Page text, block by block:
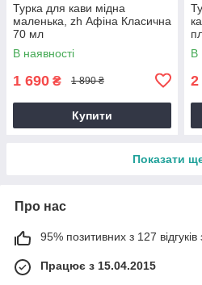
Турка для кави мідна
маленька, zh Афіна Класична
70 мл
В наявності
1 690 ₴ 1 890 ₴
Купити
В
2
Показати
Про нас
95% позитивних з 127 відгуків
Працює з 15.04.2015